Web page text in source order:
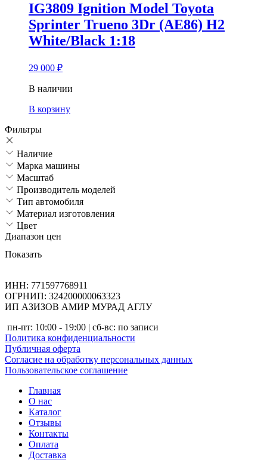
IG3809 Ignition Model Toyota
Sprinter Trueno 3Dr (AE86) H2
White/Black 1:18
29 000 ₽
В наличии
В корзину
Фильтры
Наличие
Марка машины
Масштаб
Производитель моделей
Тип автомобиля
Материал изготовления
Цвет
Диапазон цен
Показать
ИНН: 771597768911
ОГРНИП: 324200000063323
ИП АЗИЗОВ АМИР МУРАД АГЛУ
пн-пт: 10:00 - 19:00 | сб-вс: по записи
Политика конфиденциальности
Публичная оферта
Согласие на обработку персональных данных
Пользовательское соглашение
Главная
О нас
Каталог
Отзывы
Контакты
Оплата
Доставка